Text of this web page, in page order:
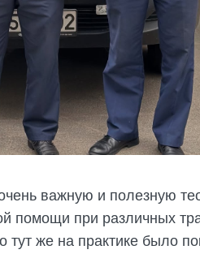
важную и полезную
помощи при различных
тут же на практике было